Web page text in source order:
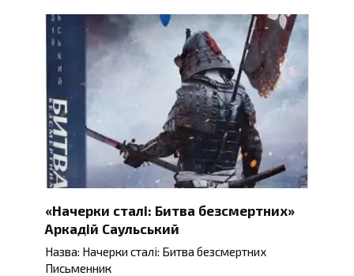
«Начерки сталі: Битва безсмертних»
Аркадій Саульський
Назва: Начерки сталі: Битва безсмертних
Письменник